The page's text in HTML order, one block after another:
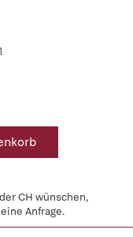
CH wünschen,
Anfrage.